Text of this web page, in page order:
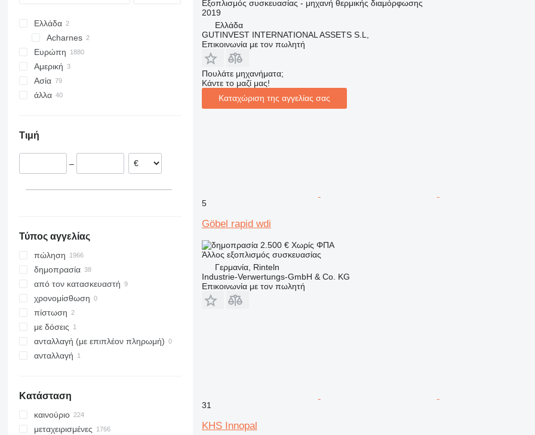
Ελλάδα
Acharnes
Ευρώπη
Γερμανία
Ιταλία
Ρουμανία
Αμερική
Ασία
άλλα
Δημοκρατία της Νότιας Αφρικής
Κολομβία
Τιμή
–
Τύπος αγγελίας
πώληση
δημοπρασία
από τον κατασκευαστή
χρονομίσθωση
πίστωση
με δόσεις
ανταλλαγή (με επιπλέον πληρωμή)
ανταλλαγή
Κατάσταση
καινούριο
μεταχειρισμένες
Εξοπλισμός συσκευασίας - μηχανή θερμικής διαμόρφωσης
2019
Ελλάδα
GUTINVEST INTERNATIONAL ASSETS S.L,
Επικοινωνία με τον πωλητή
Πουλάτε μηχανήματα;
Κάντε το μαζί μας!
Καταχώριση της αγγελίας σας
5
Göbel rapid wdi
2.500 € Χωρίς ΦΠΑ
Άλλος εξοπλισμός συσκευασίας
Γερμανία, Rinteln
Industrie-Verwertungs-GmbH & Co. KG
Επικοινωνία με τον πωλητή
31
KHS Innopal